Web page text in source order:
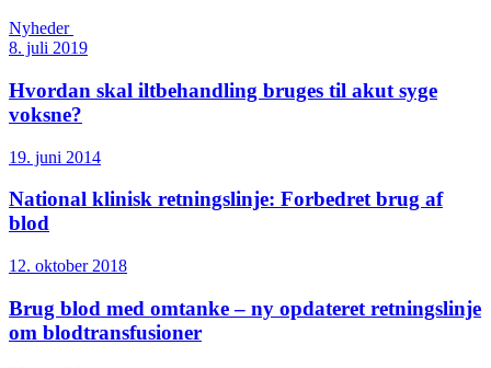
Nyheder
8. juli 2019
Hvordan skal iltbehandling bruges til akut syge
voksne?
19. juni 2014
National klinisk retningslinje: Forbedret brug af
blod
12. oktober 2018
Brug blod med omtanke – ny opdateret retningslinje
om blodtransfusioner